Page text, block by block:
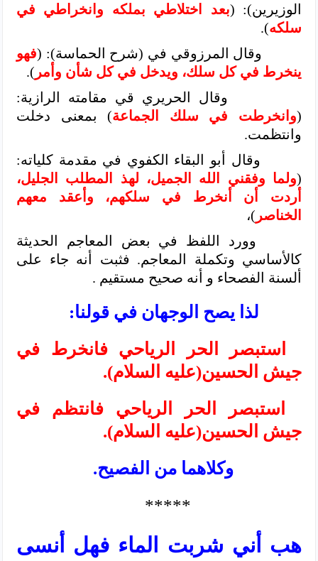
الوزيرين): (بعد اختلاطي بملكه وانخراطي في
سلكه).
وقال المرزوقي في (شرح الحماسة): (فهو
ينخرط في كل سلك، ويدخل في كل شأن وأمر ).
وقال الحريري قي مقامته الرازية:
(وانخرطت في سلك الجماعة) بمعنى دخلت
وانتظمت.
وقال أبو البقاء الكفوي في مقدمة كلياته:
(ولما وفقني الله الجميل، لهذ المطلب الجليل،
أردت أن أنخرط في سلكهم، وأعقد معهم
الخناصر )،
وورد اللفظ في بعض المعاجم الحديثة
كالأساسي وتكملة المعاجم. فثبت أنه جاء على
ألسنة الفصحاء و أنه صحيح مستقيم .
لذا يصح الوجهان في قولنا:
استبصر الحر الرياحي فانخرط في
جيش الحسين(عليه السلام).
استبصر الحر الرياحي فانتظم في
جيش الحسين(عليه السلام).
وكلاهما من الفصيح.
*****
هب أني شربت الماء فهل أنسى